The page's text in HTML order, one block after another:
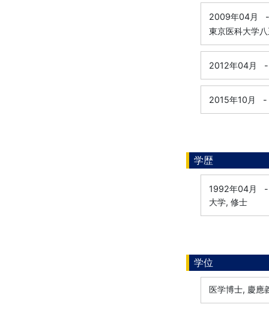
2009年04月
-
東京医科大学
2012年04月 -
2015年10月 -
学歴
1992年04月
-
大学, 修士
学位
医学博士, 慶應